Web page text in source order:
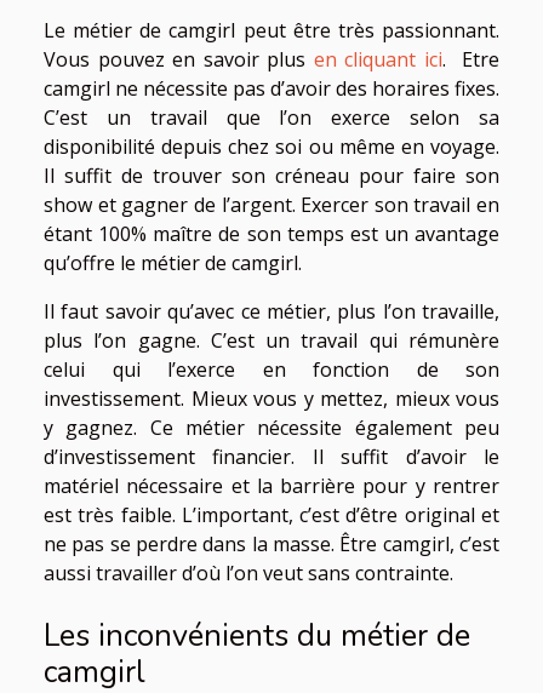
Le métier de camgirl peut être très passionnant.
Vous pouvez en savoir plus en cliquant ici. Etre
camgirl ne nécessite pas d’avoir des horaires fixes.
C’est un travail que l’on exerce selon sa
disponibilité depuis chez soi ou même en voyage.
Il suffit de trouver son créneau pour faire son
show et gagner de l’argent. Exercer son travail en
étant 100% maître de son temps est un avantage
qu’offre le métier de camgirl.
Il faut savoir qu’avec ce métier, plus l’on travaille,
plus l’on gagne. C’est un travail qui rémunère
celui qui l’exerce en fonction de son
investissement. Mieux vous y mettez, mieux vous
y gagnez. Ce métier nécessite également peu
d’investissement financier. Il suffit d’avoir le
matériel nécessaire et la barrière pour y rentrer
est très faible. L’important, c’est d’être original et
ne pas se perdre dans la masse. Être camgirl, c’est
aussi travailler d’où l’on veut sans contrainte.
Les inconvénients du métier de
camgirl